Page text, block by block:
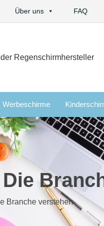
Über uns FAQ
Regenschirmhersteller
Werbeschirme
Branche verstehen